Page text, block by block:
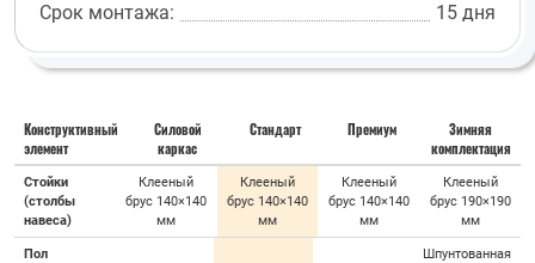
Срок монтажа:
15 дня
Конструктивный
элемент
Силовой
каркас
Стандарт Премиум
Зимняя
комплектация
Стойки
(столбы
навеса)
Клееный
брус 140×140
мм
Клееный
брус 140×140
мм
Клееный
брус 140×140
мм
Клееный
брус 190×190
мм
Пол
Шпунтованная